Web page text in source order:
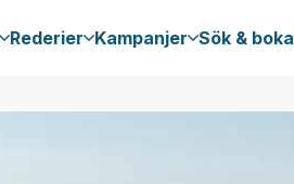
Rederier Kampanjer Sök & boka